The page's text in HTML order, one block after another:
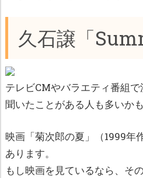
久石譲「
テレビCMやバラエティ番組で
聞いたことがある人も多いか
映画「菊次郎の夏」（1999年
あります。
もし映画を見ているなら、そ